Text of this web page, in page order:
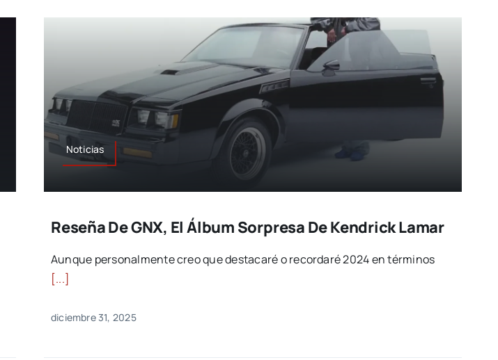
Noticias
Reseña De GNX, El Álbum Sorpresa De Kendrick Lamar
Aunque personalmente creo que destacaré o recordaré 2024 en términos
[...]
diciembre 31, 2025